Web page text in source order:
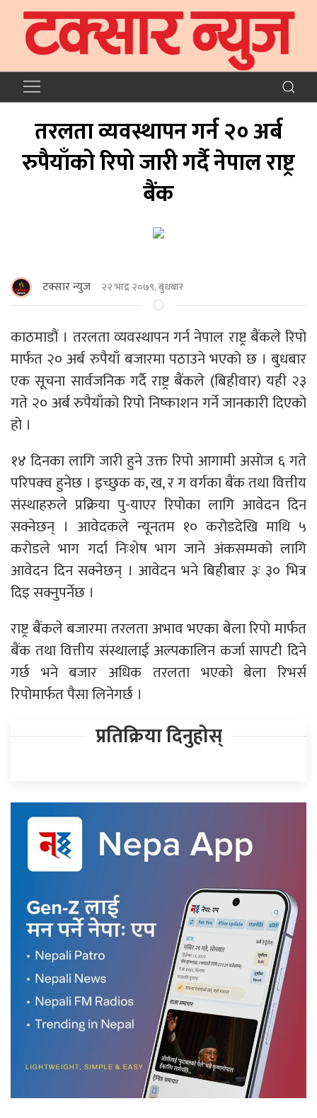
तरलता व्यवस्थापन गर्न २० अर्ब
रुपैयाँको रिपो जारी गर्दै नेपाल राष्ट्र
बैंक
टक्सार न्युज २२ भाद्र २०७९, बुधबार
काठमाडौं । तरलता व्यवस्थापन गर्न नेपाल राष्ट्र बैंकले रिपो
मार्फत २० अर्ब रुपैयाँ बजारमा पठाउने भएको छ । बुधबार
एक सूचना सार्वजनिक गर्दै राष्ट्र बैंकले (बिहीवार) यही २३
गते २० अर्ब रुपैयाँको रिपो निष्काशन गर्ने जानकारी दिएको
हो ।
१४ दिनका लागि जारी हुने उक्त रिपो आगामी असोज ६ गते
परिपक्‍व हुनेछ । इच्छुक क, ख, र ग वर्गका बैंक तथा वित्तीय
संस्थाहरुले प्रक्रिया पु-याएर रिपोका लागि आवेदन दिन
सक्नेछन् । आवेदकले न्यूनतम १० करोडदेखि माथि ५
करोडले भाग गर्दा निःशेष भाग जाने अंकसम्मको लागि
आवेदन दिन सक्नेछन् । आवेदन भने बिहीबार ३ः ३० भित्र
दिइ सक्नुपर्नेछ ।
राष्ट्र बैंकले बजारमा तरलता अभाव भएका बेला रिपो मार्फत
बैंक तथा वित्तीय संस्थालाई अल्पकालिन कर्जा सापटी दिने
गर्छ भने बजार अधिक तरलता भएको बेला रिभर्स
रिपोमार्फत पैसा लिनेगर्छ ।
प्रतिक्रिया दिनुहोस्